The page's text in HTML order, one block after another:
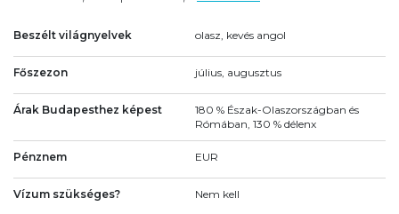
Beszélt világnyelvek olasz, kevés angol
Főszezon július, augusztus
Árak Budapesthez képest
180 % Észak-Olaszországban és
Rómában, 130 % délenx
Pénznem EUR
Vízum szükséges? Nem kell